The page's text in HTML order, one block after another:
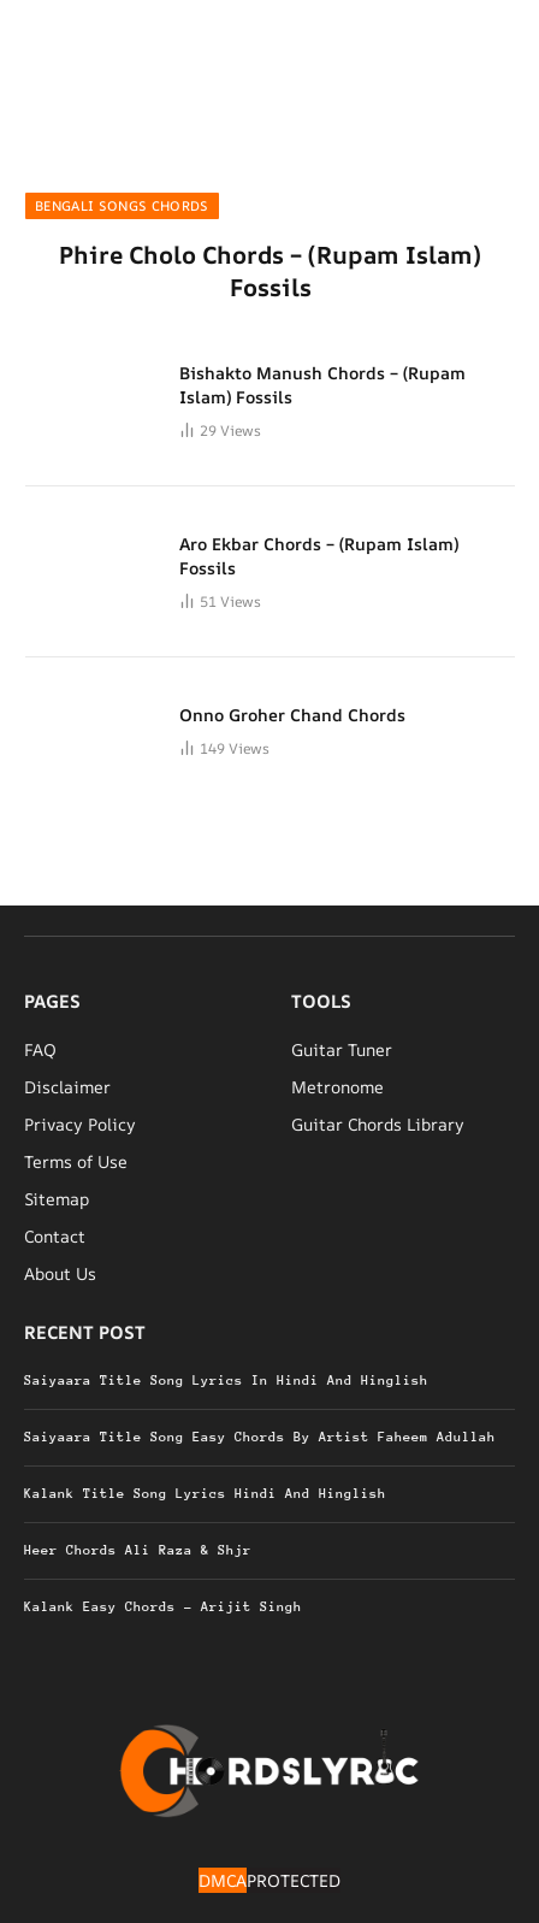
BENGALI SONGS CHORDS
Phire Cholo Chords – (Rupam Islam)
Fossils
Bishakto Manush Chords – (Rupam
Islam) Fossils
29Views
Aro Ekbar Chords – (Rupam Islam)
Fossils
51 Views
Onno Groher Chand Chords
149Views
PAGES
FAQ
Disclaimer
Privacy Policy
Terms of Use
Sitemap
Contact
About Us
TOOLS
Guitar Tuner
Metronome
Guitar Chords Library
RECENT POST
Saiyaara Title Song Lyrics In Hindi And Hinglish
Saiyaara Title Song Easy Chords By Artist Faheem Adullah
Kalank Title Song Lyrics Hindi And Hinglish
Heer Chords Ali Raza & Shjr
Kalank Easy Chords – Arijit Singh
DMCAPROTECTED